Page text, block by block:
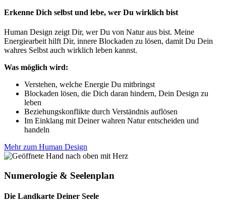
Erkenne Dich selbst und lebe, wer Du wirklich bist
Human Design zeigt Dir, wer Du von Natur aus bist. Meine
Energiearbeit hilft Dir, innere Blockaden zu lösen, damit Du Dein
wahres Selbst auch wirklich leben kannst.
Was möglich wird:
Verstehen, welche Energie Du mitbringst
Blockaden lösen, die Dich daran hindern, Dein Design zu
leben
Beziehungskonflikte durch Verständnis auflösen
Im Einklang mit Deiner wahren Natur entscheiden und
handeln
Mehr zum Human Design
Numerologie & Seelenplan
Die Landkarte Deiner Seele